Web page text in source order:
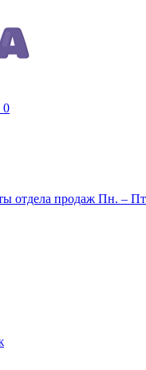
0
отдела продаж Пн. –